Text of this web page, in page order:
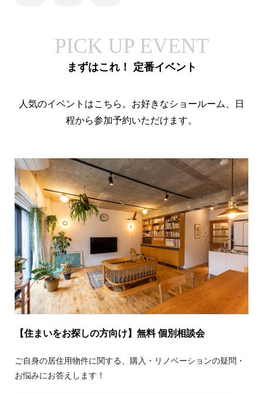
PICK UP EVENT
まずはこれ！ 定番イベント
人気のイベントはこちら。お好きなショールーム、日
程から参加予約いただけます。
【住まいをお探しの方向け】無料 個別相談会
ご自身の居住用物件に関する、購入・リノベーションの疑問・
お悩みにお答えします！